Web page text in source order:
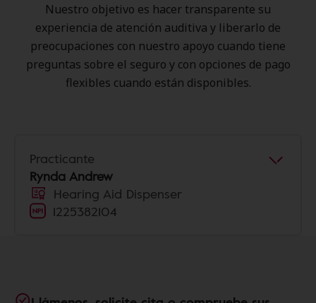
Nuestro objetivo es hacer transparente su
experiencia de atención auditiva y liberarlo de
preocupaciones con nuestro apoyo cuando tiene
preguntas sobre el seguro y con opciones de pago
flexibles cuando están disponibles.
Practicante
Rynda Andrew
Hearing Aid Dispenser
1225382104